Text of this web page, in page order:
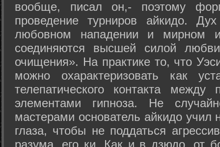
вообще, писал он,- поэтому
проведение турниров айкидо.
любовном нападении и мирном
соединяются высшей силой
очищения». На практике то, что
можно охарактеризовать как
телепатического контакта между
элементами гипноза. Не
мастерами основатель айкидо учил
глаза, чтобы не поддаться
разума, его ки. Как и в дзюдо, от